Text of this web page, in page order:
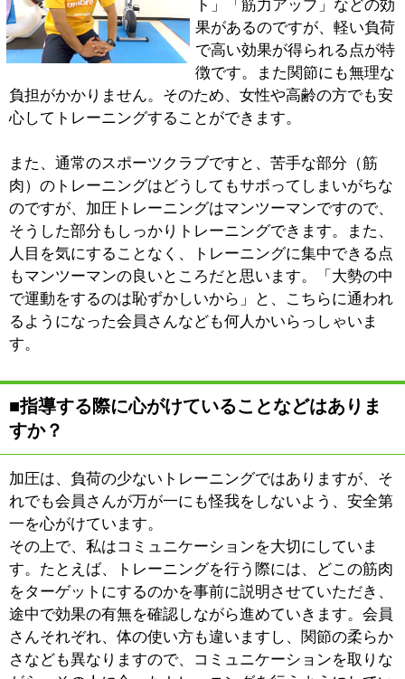
す。
スタジオ内にマシンなどはなく、簡単な器具を用いたメ
ニューを、工夫しながら提供させていただいていますの
で、普段あまり運動をされていない方も身構えることな
く、気軽にチャレンジしていただければと思います。
学生時代というのは、何だかんだ言っても、体育の授業
運動が大事になってくるのはむしろ、社会人になってか
らです。スポーツ系の部活でヒーローだった同級生に再
会したら、驚くほど体型が変わっていたなんてことがよ
くありますが、社会人の場合、定期的に運動をしている
人としない人の差は、体型や健康に如実に表われます。
「運動をしたいのだけど、方法がわからない」「運動す
る場所がない」といった方にこそ、是非お気軽にお越し
いただいて、健康な体づくりのお手伝いをさせていただ
ければと思っています。
※上記記事は2012.12に取材したものです。
情報時間の経過による変化などがございます事をご了承
ください。
江戸川区時間
表示： PC | モバイル
© 2013 art blue Inc.